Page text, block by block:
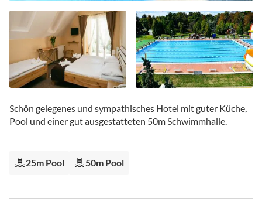
Anfang
der
Schön gelegenes und sympathisches Hotel mit guter Küche,
Pool und einer gut ausgestatteten 50m Schwimmhalle.
25m Pool 50m Pool